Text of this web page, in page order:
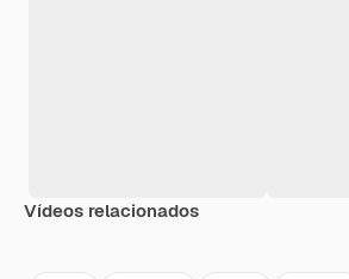
Vídeos relacionados